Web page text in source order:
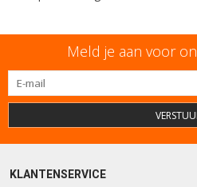
Meld je aan voor
KLANTENSERVICE